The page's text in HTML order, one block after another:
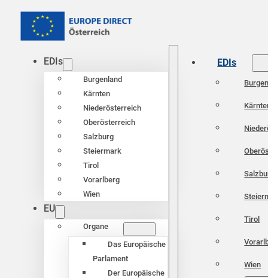
EDIs
Burgenland
Kärnten
Niederösterreich
Oberösterreich
Salzburg
Steiermark
Tirol
Vorarlberg
Wien
EU
Organe
Das Europäische
Parlament
Der Europäische
EDIs
Tirol
Wien